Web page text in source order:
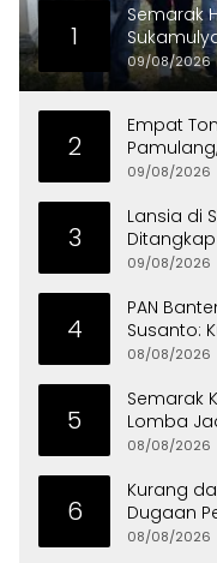
1
Semarak
09/08/2026
2
Empat
Peduli
09/08/2026
3
Lansia di
Ditangkap
09/08/2026
4
PAN
Susanto:
08/08/2026
5
Semarak
Lomba
Warga
08/08/2026
6
Kurang
Dugaan
08/08/2026